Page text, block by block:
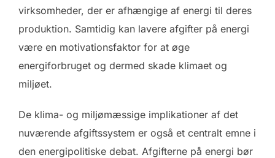
virksomheder, der er afhængige af energi til deres
produktion. Samtidig kan lavere afgifter på energi
være en motivationsfaktor for at øge
energiforbruget og dermed skade klimaet og
miljøet.
De klima- og miljømæssige implikationer af det
nuværende afgiftssystem er også et centralt emne i
den energipolitiske debat. Afgifterne på energi bør